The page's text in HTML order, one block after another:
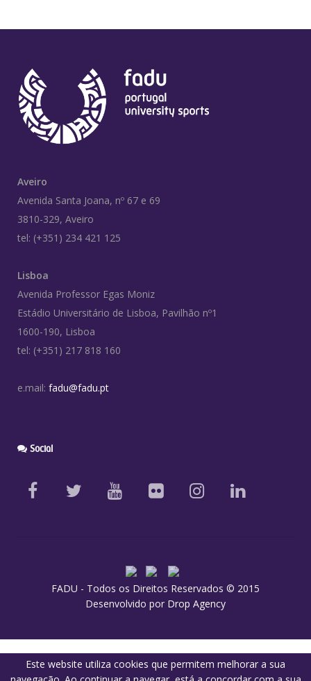
Aveiro
Avenida Santa Joana, nº 67 e 69
3810-329, Aveiro
tel: (+351) 234 421 125
Lisboa
Avenida Professor Egas Moniz
Estádio Universitário de Lisboa, Pavilhão nº1
1600-190, Lisboa
tel: (+351) 217 818 160
e.mail: fadu@fadu.pt
Social
FADU - Todos os Direitos Reservados © 2015
Desenvolvido por Drop Agency
Este website utiliza cookies que permitem melhorar a sua